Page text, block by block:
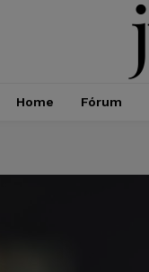
Home Fórum